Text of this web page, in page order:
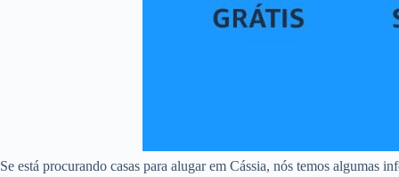
Se está procurando casas para alugar em Cássia, nós temos algumas